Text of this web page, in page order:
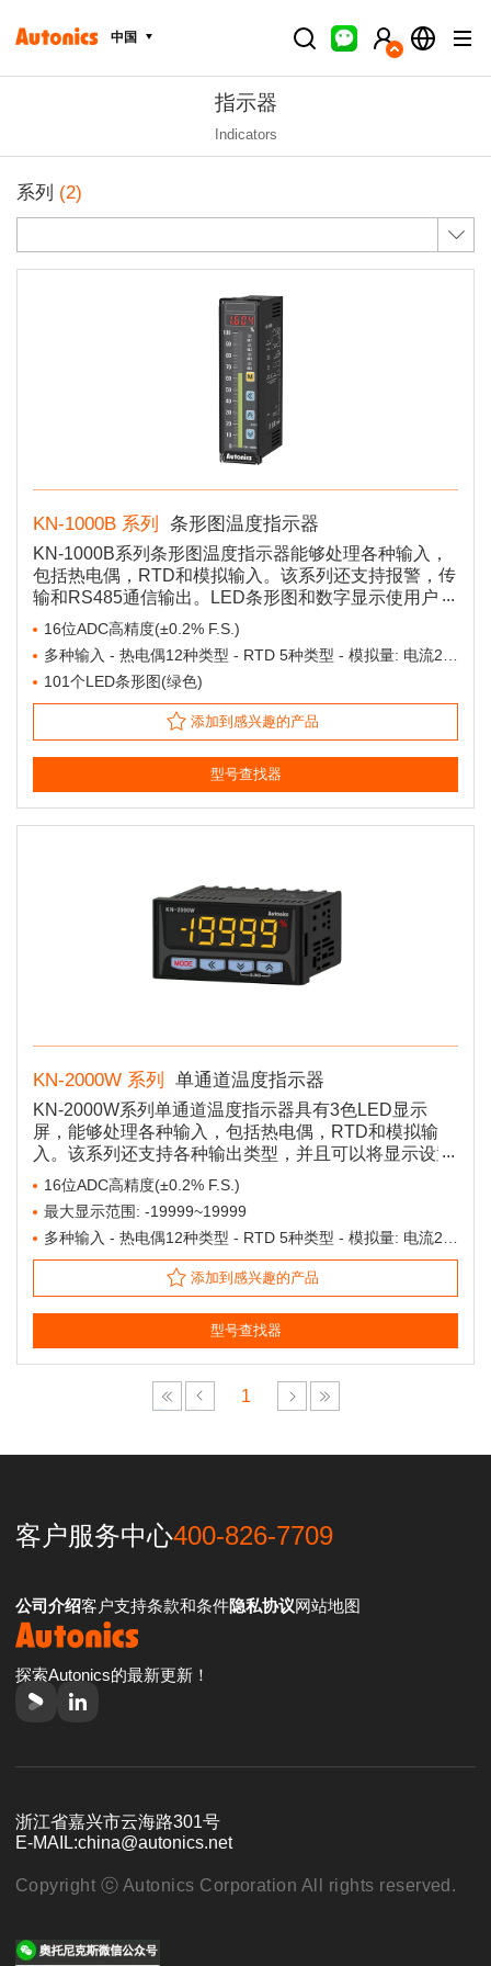
中国
指示器
Indicators
系列 (2)
KN-1000B 系列 条形图温度指示器
KN-1000B系列条形图温度指示器能够处理各种输入，
包括热电偶，RTD和模拟输入。该系列还支持报警，传
输和RS485通信输出。LED条形图和数字显示使用户可
以轻松识别测量值。
16位ADC高精度(±0.2% F.S.)
多种输入 - 热电偶12种类型 - RTD 5种类型 - 模拟量: 电流2种类型/电压4种类型
101个LED条形图(绿色)
添加到感兴趣的产品
型号查找器
KN-2000W 系列 单通道温度指示器
KN-2000W系列单通道温度指示器具有3色LED显示
屏，能够处理各种输入，包括热电偶，RTD和模拟输
入。该系列还支持各种输出类型，并且可以将显示设置
为在报警输出期间自动更改颜色。
16位ADC高精度(±0.2% F.S.)
最大显示范围: -19999~19999
多种输入 - 热电偶12种类型 - RTD 5种类型 - 模拟量: 电流2种类型/电压4种类型
添加到感兴趣的产品
型号查找器
1
客户服务中心400-826-7709
公司介绍客户支持条款和条件隐私协议网站地图
探索Autonics的最新更新！
浙江省嘉兴市云海路301号
E-MAIL:china@autonics.net
Copyright ⓒ Autonics Corporation All rights reserved.